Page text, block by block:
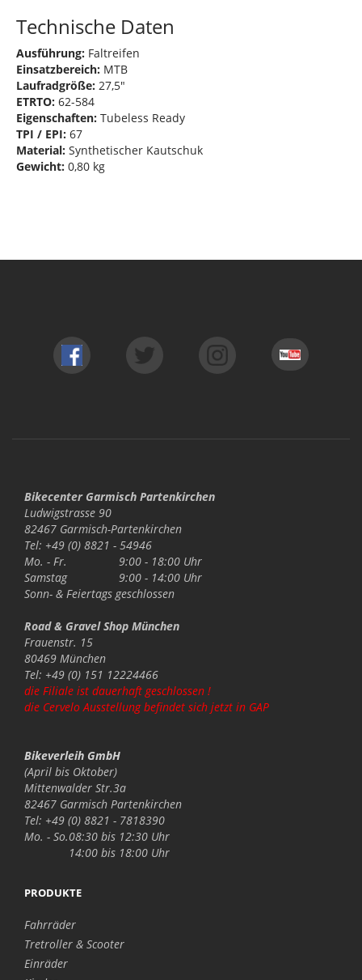
Technische Daten
Ausführung: Faltreifen
Einsatzbereich: MTB
Laufradgröße: 27,5"
ETRTO: 62-584
Eigenschaften: Tubeless Ready
TPI / EPI: 67
Material: Synthetischer Kautschuk
Gewicht: 0,80 kg
Bikecenter Garmisch Partenkirchen
Ludwigstrasse 90
82467 Garmisch-Partenkirchen
Tel: +49 (0) 8821 - 54946
Mo. - Fr.
9:00 - 18:00 Uhr
Samstag
9:00 - 14:00 Uhr
Sonn- & Feiertags geschlossen
Road & Gravel Shop München
Frauenstr. 15
80469 München
Tel: +49 (0) 151 12224466
die Filiale ist dauerhaft geschlossen !
die Cervelo Ausstellung befindet sich jetzt in GAP
Bikeverleih GmbH
(April bis Oktober)
Mittenwalder Str.3a
82467 Garmisch Partenkirchen
Tel: +49 (0) 8821 - 7818390
Mo. - So.08:30 bis 12:30 Uhr
14:00 bis 18:00 Uhr
PRODUKTE
Fahrräder
Tretroller & Scooter
Einräder